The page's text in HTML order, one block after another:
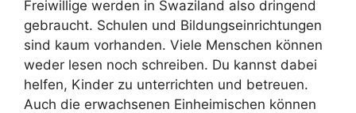
Freiwillige werden in Swaziland also dringend
gebraucht. Schulen und Bildungseinrichtungen
sind kaum vorhanden. Viele Menschen können
weder lesen noch schreiben. Du kannst dabei
helfen, Kinder zu unterrichten und betreuen.
Auch die erwachsenen Einheimischen können